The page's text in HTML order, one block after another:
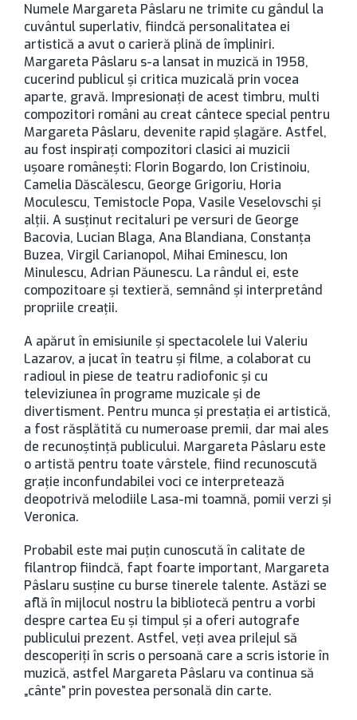
Numele Margareta Pâslaru ne trimite cu gândul la
cuvântul superlativ, fiindcă personalitatea ei
artistică a avut o carieră plină de împliniri.
Margareta Pâslaru s-a lansat in muzică in 1958,
cucerind publicul și critica muzicală prin vocea
aparte, gravă. Impresionați de acest timbru, multi
compozitori români au creat cântece special pentru
Margareta Pâslaru, devenite rapid șlagăre. Astfel,
au fost inspirați compozitori clasici ai muzicii
ușoare românești: Florin Bogardo, Ion Cristinoiu,
Camelia Dăscălescu, George Grigoriu, Horia
Moculescu, Temistocle Popa, Vasile Veselovschi și
alții. A susținut recitaluri pe versuri de George
Bacovia, Lucian Blaga, Ana Blandiana, Constanța
Buzea, Virgil Carianopol, Mihai Eminescu, Ion
Minulescu, Adrian Păunescu. La rândul ei, este
compozitoare și textieră, semnând și interpretând
propriile creații.
A apărut în emisiunile și spectacolele lui Valeriu
Lazarov, a jucat în teatru și filme, a colaborat cu
radioul in piese de teatru radiofonic şi cu
televiziunea în programe muzicale şi de
divertisment. Pentru munca și prestația ei artistică,
a fost răsplătită cu numeroase premii, dar mai ales
de recunoștință publicului. Margareta Pâslaru este
o artistă pentru toate vârstele, fiind recunoscută
grație inconfundabilei voci ce interpretează
deopotrivă melodiile Lasa-mi toamnă, pomii verzi și
Veronica.
Probabil este mai puţin cunoscută în calitate de
filantrop fiindcă, fapt foarte important, Margareta
Pâslaru susţine cu burse tinerele talente. Astăzi se
află în mijlocul nostru la bibliotecă pentru a vorbi
despre cartea Eu şi timpul şi a oferi autografe
publicului prezent. Astfel, veţi avea prilejul să
descoperiţi în scris o persoană care a scris istorie în
muzică, astfel Margareta Pâslaru va continua să
„cânte” prin povestea personală din carte.